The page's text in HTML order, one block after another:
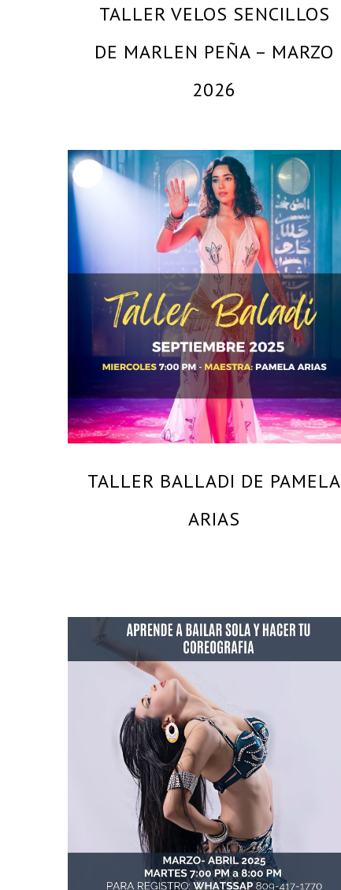
TALLER VELOS SENCILLOS
DE MARLEN PEÑA – MARZO
2026
By
PAMELA ARIAS – MAESTRA Y BAILARINA
PROFESIONAL
TALLER BALLADI DE PAMELA
ARIAS
CAROLINA ANGULO – BAILARINA PROFESIONAL –
MAESTRA ESPECIALIZADA EN TANNOURA –
ACTUALMENTE FUERA DEL PAIS